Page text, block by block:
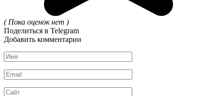
( Пока оценок нет )
Поделиться в Telegram
Добавить комментарии
Имя
*
Email
*
Сайт